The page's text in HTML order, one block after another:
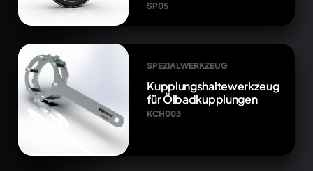
SP05
SPEZIALWERKZEUG
Kupplungshaltewerkzeug
für Ölbadkupplungen
KCH003